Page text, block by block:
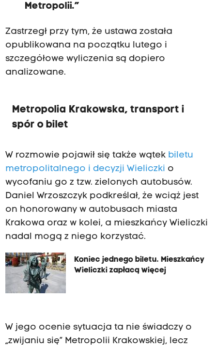
Metropolii.”
Zastrzegł przy tym, że ustawa została
opublikowana na początku lutego i
szczegółowe wyliczenia są dopiero
analizowane.
Metropolia Krakowska, transport i
spór o bilet
W rozmowie pojawił się także wątek biletu
metropolitalnego i decyzji Wieliczki o
wycofaniu go z tzw. zielonych autobusów.
Daniel Wrzoszczyk podkreślał, że wciąż jest
on honorowany w autobusach miasta
Krakowa oraz w kolei, a mieszkańcy Wieliczki
nadal mogą z niego korzystać.
Koniec jednego biletu. Mieszkańcy
Wieliczki zapłacą więcej
W jego ocenie sytuacja ta nie świadczy o
„zwijaniu się” Metropolii Krakowskiej, lecz